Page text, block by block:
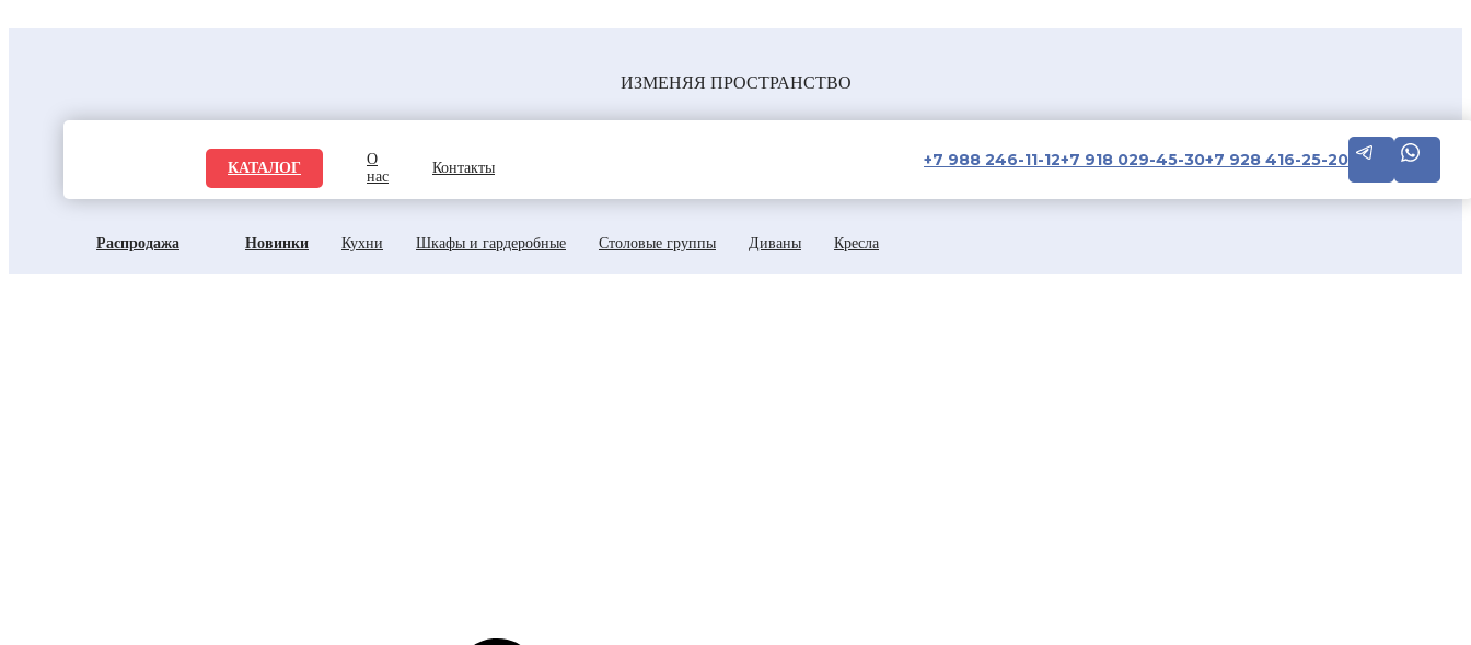
ИЗМЕНЯЯ ПРОСТРАНСТВО
КАТАЛОГ
О
нас
Контакты +7 988 246-11-12+7 918 029-45-30+7 928 416-25-20
Распродажа Новинки Кухни Шкафы и гардеробные Столовые группы Диваны Кресла